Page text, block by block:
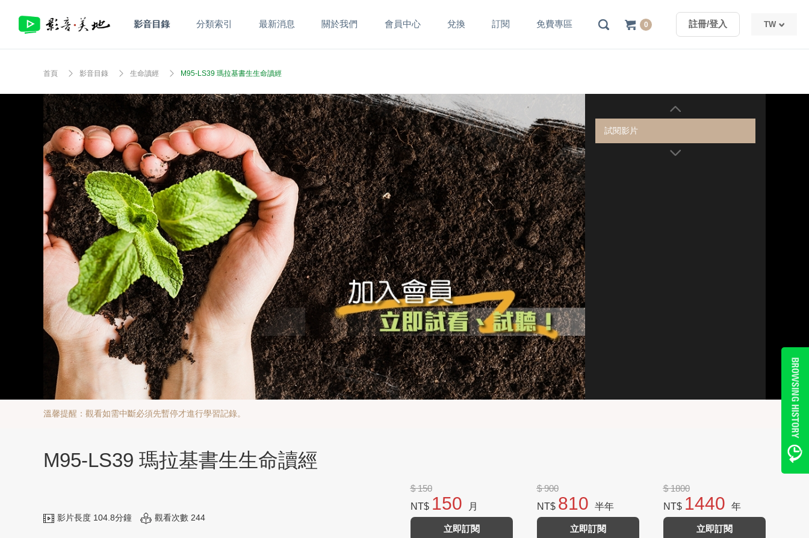
TW
TW
影音目錄 分類索引 最新消息 關於我們 會員中心 兌換 訂閱 免費專區 0 註冊/登入
首頁 影音目錄 生命讀經 M95-LS39 瑪拉基書生生命讀經
試閱影片
溫馨提醒：觀看如需中斷必須先暫停才進行學習記錄。
M95-LS39 瑪拉基書生生命讀經
影片長度 104.8分鐘 觀看次數 244
$ 150
NT$ 150 月
立即訂閱
$ 900
NT$ 810 半年
立即訂閱
$ 1800
NT$ 1440 年
立即訂閱